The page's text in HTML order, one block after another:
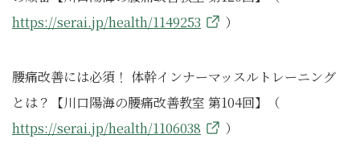
https://serai.jp/health/1149253
）
腰痛改善には必須！ 体幹インナーマッスルトレーニング
とは？【川口陽海の腰痛改善教室 第104回】（
https://serai.jp/health/1106038
）